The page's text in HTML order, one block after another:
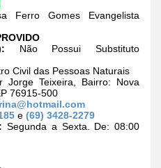
Ferro Gomes Evangelista
Não Possui Substituto
Civil das Pessoas Naturais
Jorge Teixeira, Bairro: Nova
76915-500
e (69) 3428-2279
Segunda a Sexta. De: 08:00